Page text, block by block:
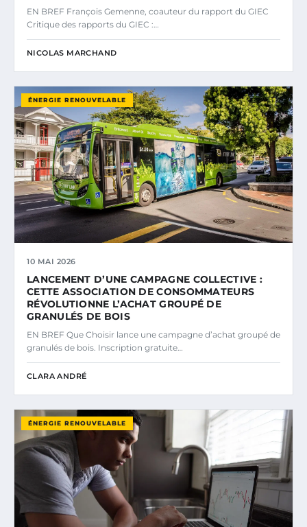
EN BREF François Gemenne, coauteur du rapport du GIEC
Critique des rapports du GIEC :…
NICOLAS MARCHAND
ÉNERGIE RENOUVELABLE
10 MAI 2026
LANCEMENT D’UNE CAMPAGNE COLLECTIVE :
CETTE ASSOCIATION DE CONSOMMATEURS
RÉVOLUTIONNE L’ACHAT GROUPÉ DE
GRANULÉS DE BOIS
EN BREF Que Choisir lance une campagne d’achat groupé de
granulés de bois. Inscription gratuite…
CLARA ANDRÉ
ÉNERGIE RENOUVELABLE